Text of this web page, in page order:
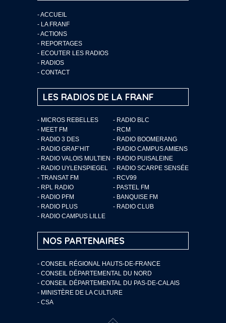
-ACCUEIL
- LA FRANF
-ACTIONS
- REPORTAGES
- ECOUTER LES RADIOS
- RADIOS
- CONTACT
LES RADIOS DE LA FRANF
- MICROS REBELLES
- RADIO BLC
- MEET FM
- RCM
- RADIO 3 DES
- RADIO BOOMERANG
- RADIO GRAF’HIT
- RADIO CAMPUS AMIENS
- RADIO VALOIS MULTIEN - RADIO PUISALEINE
- RADIO UYLENSPIEGEL
- RADIO SCARPE SENSÉE
- TRANSAT FM
- RCV99
- RPL RADIO
- PASTEL FM
- RADIO PFM
- BANQUISE FM
- RADIO PLUS
- RADIO CLUB
- RADIO CAMPUS LILLE
NOS PARTENAIRES
- CONSEIL RÉGIONAL HAUTS-DE-FRANCE
- CONSEIL DÉPARTEMENTAL DU NORD
- CONSEIL DÉPARTEMENTAL DU PAS-DE-CALAIS
- MINISTÈRE DE LA CULTURE
- CSA